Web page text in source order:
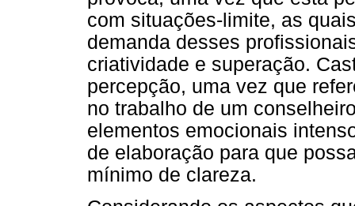
com situações-limite, as
demanda desses
criatividade e superação.
percepção, uma vez que
no trabalho de um
elementos emocionais
de elaboração para que
mínimo de clareza.